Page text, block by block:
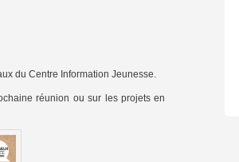
du Centre Information Jeunesse.
réunion ou sur les projets en